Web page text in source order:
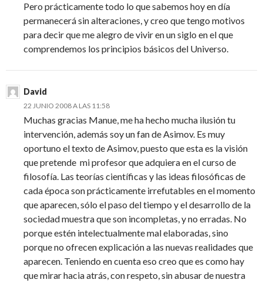
Pero prácticamente todo lo que sabemos hoy en día
permanecerá sin alteraciones, y creo que tengo motivos
para decir que me alegro de vivir en un siglo en el que
comprendemos los principios básicos del Universo.
David
22 JUNIO 2008 A LAS 11:58
Muchas gracias Manue, me ha hecho mucha ilusión tu
intervención, además soy un fan de Asimov. Es muy
oportuno el texto de Asimov, puesto que esta es la visión
que pretende mi profesor que adquiera en el curso de
filosofía. Las teorías científicas y las ideas filosóficas de
cada época son prácticamente irrefutables en el momento
que aparecen, sólo el paso del tiempo y el desarrollo de la
sociedad muestra que son incompletas, y no erradas. No
porque estén intelectualmente mal elaboradas, sino
porque no ofrecen explicación a las nuevas realidades que
aparecen. Teniendo en cuenta eso creo que es como hay
que mirar hacia atrás, con respeto, sin abusar de nuestra